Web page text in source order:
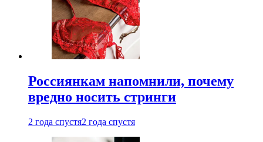
Россиянкам напомнили, почему
вредно носить стринги
2 года спустя2 года спустя